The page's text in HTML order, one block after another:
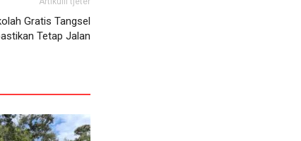
Gratis Tangsel
Tetap Jalan